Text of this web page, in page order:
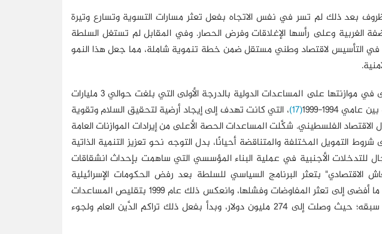
بعد ذلك لم تسر في نفس الاتجاه بفعل تعثر مسارات التسوية وتسارع وتيرة
الغربية وعلى رأسها الإغلاقات وفرض الحصار. وفي المقابل لم تستغل السلطة
في التأسيس لاقتصاد وطني مستقل ضمن خطة تنموية شاملة، مما جعل هذا النمو
اعتمدت السلطة الفلسطينية خلال مراحل تأسيسها الأولى في موازنتها على المساعدات الدولية بالدرجة الأولى التي بلغت حوالي 3 مليارات
(17)
، التي كانت تهدف إلى إيجاد أرضية لتحقيق السلام وتقوية
الفلسطيني. شكَّلت المساعدات الحصة الأعلى من إيرادات الموازنات العامة
التمويل المختلفة والمتناقضة أحيانًا، بدل التوجه نحو تعزيز التنمية الذاتية
للتدخلات الأجنبية في عملية البناء المؤسسي التي ساهمت بإحداث انشقاقات
الاقتصادي" بتعثر البرنامج السياسي للسلطة بعد رفض الحكومات الإسرائيلية
المتعاقبة تقديم "تنازلات" تتعلق بقضايا الوضع النهائي، ما أفضى إلى تعثر المفاوضات وفشلها، وانعكس ذلك عام 1999 بتقليص المساعدات
الدولية للسلطة الفلسطينية بنسبة 34% عن العام الذي سبقه؛ حيث وصلت إلى 274 مليون دولار، وبدأ بفعل ذلك تراكم الدَّين العام ولجوء